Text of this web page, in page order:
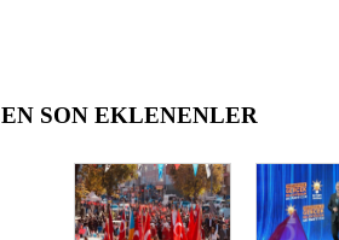
EN SON EKLENENLER